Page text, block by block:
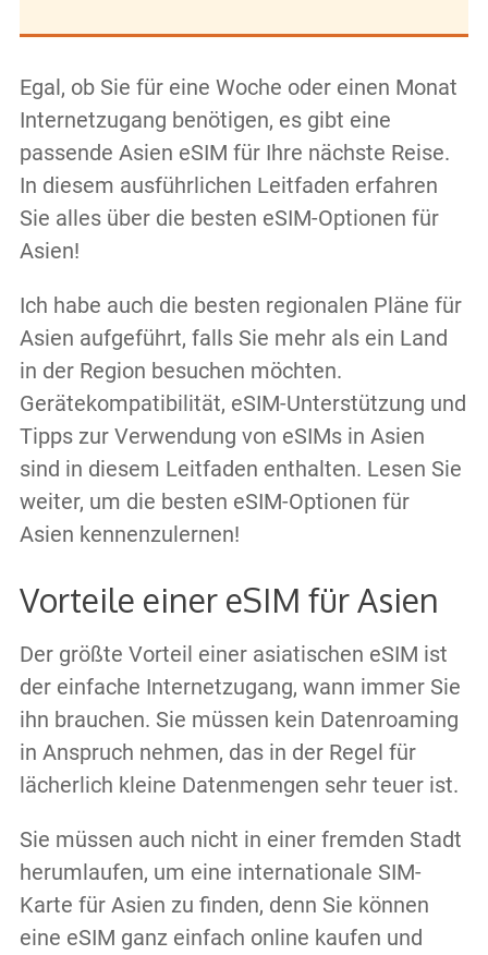
Egal, ob Sie für eine Woche oder einen Monat
Internetzugang benötigen, es gibt eine
passende Asien eSIM für Ihre nächste Reise.
In diesem ausführlichen Leitfaden erfahren
Sie alles über die besten eSIM-Optionen für
Asien!
Ich habe auch die besten regionalen Pläne für
Asien aufgeführt, falls Sie mehr als ein Land
in der Region besuchen möchten.
Gerätekompatibilität, eSIM-Unterstützung und
Tipps zur Verwendung von eSIMs in Asien
sind in diesem Leitfaden enthalten. Lesen Sie
weiter, um die besten eSIM-Optionen für
Asien kennenzulernen!
Vorteile einer eSIM für Asien
Der größte Vorteil einer asiatischen eSIM ist
der einfache Internetzugang, wann immer Sie
ihn brauchen. Sie müssen kein Datenroaming
in Anspruch nehmen, das in der Regel für
lächerlich kleine Datenmengen sehr teuer ist.
Sie müssen auch nicht in einer fremden Stadt
herumlaufen, um eine internationale SIM-
Karte für Asien zu finden, denn Sie können
eine eSIM ganz einfach online kaufen und